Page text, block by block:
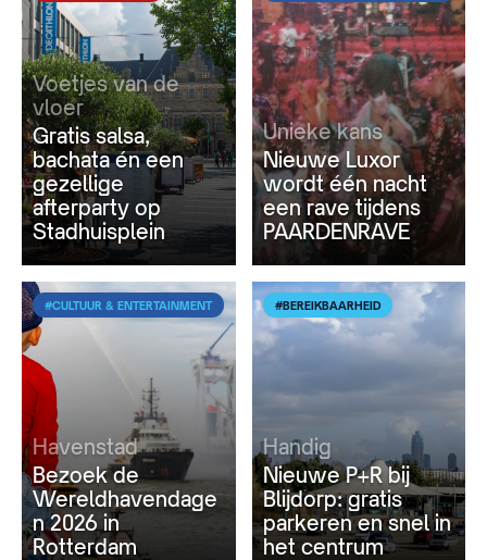
Voetjes van de
vloer
Gratis salsa,
bachata én een
gezellige
afterparty op
Stadhuisplein
Unieke kans
Nieuwe Luxor
wordt één nacht
een rave tijdens
PAARDENRAVE
#CULTUUR & ENTERTAINMENT
Havenstad
Bezoek de
Wereldhavendage
n 2026 in
Rotterdam
#BEREIKBAARHEID
Handig
Nieuwe P+R bij
Blijdorp: gratis
parkeren en snel in
het centrum